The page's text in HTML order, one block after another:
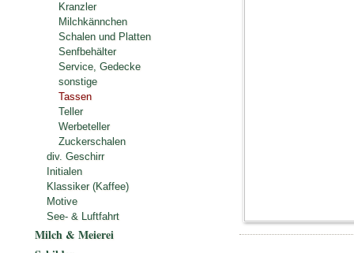
Kranzler
Milchkännchen
Schalen und Platten
Senfbehälter
Service, Gedecke
sonstige
Tassen
Teller
Werbeteller
Zuckerschalen
div. Geschirr
Initialen
Klassiker (Kaffee)
Motive
See- & Luftfahrt
Milch & Meierei